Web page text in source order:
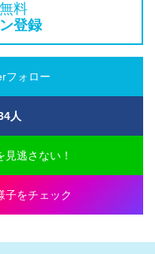
料
登録
フォロー
人
逃さない！
子をチェック